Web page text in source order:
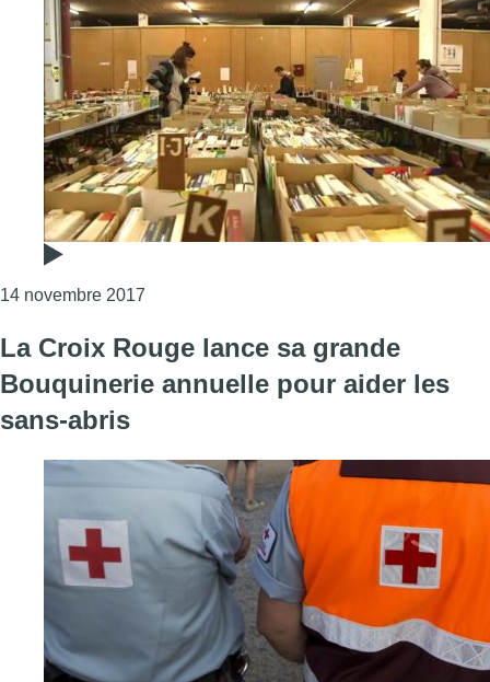
14 novembre 2017
La Croix Rouge lance sa grande
Bouquinerie annuelle pour aider les
sans-abris